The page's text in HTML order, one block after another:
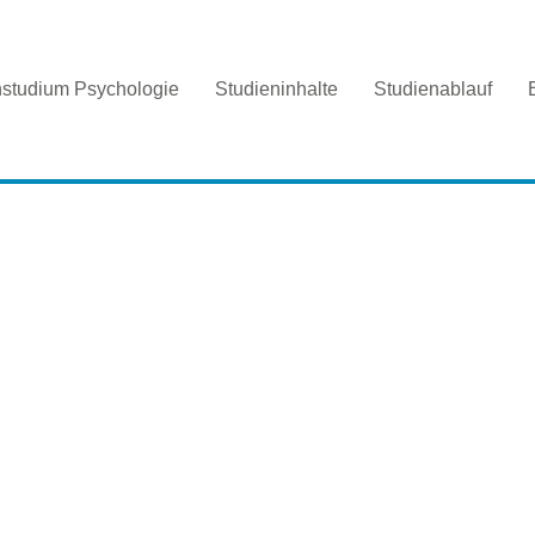
Psychologie Studieninhalte Studienablauf